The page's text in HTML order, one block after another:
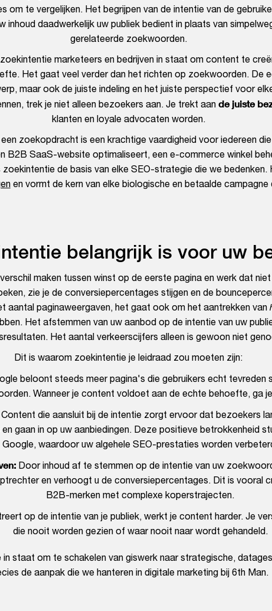
om te vergelijken. Het begrijpen van de intentie van de
inhoud daadwerkelijk uw publiek bedient in plaats van
gerelateerde zoekwoorden.
marketeers en bedrijven in staat om content te
Het gaat veel verder dan het richten op zoekwoorden. De
maar ook de juiste indeling en het juiste perspectief voor
trek je niet alleen bezoekers aan. Je trekt aande juiste
klanten en loyale advocaten worden.
zoekopdracht is een krachtige vaardigheid voor iedereen
B2B SaaS-website optimaliseert, een e-commerce winkel
de basis van elke SEO-strategie die we bedenken.
en vormt de kern van elke biologische en betaalde campagne
belangrijk is voor uw
maken tussen winst op de eerste pagina en werk dat
zie je de conversiepercentages stijgen en de
aantal paginaweergaven, het gaat ook om het aantrekken van
Het afstemmen van uw aanbod op de intentie van uw
Het aantal verkeerscijfers alleen is gewoon niet
Dit is waarom zoekintentie je leidraad zou moeten zijn:
beloont steeds meer pagina's die gebruikers echt tevreden
Wanneer je content voldoet aan de echte behoefte, ga
Content die aansluit bij de intentie zorgt ervoor dat bezoekers
gaan in op uw aanbiedingen. Deze positieve betrokkenheid
Google, waardoor uw algehele SEO-prestaties worden
Door inhoud af te stemmen op de intentie van uw
en verhoogt u de conversiepercentages. Dit is vooral
B2B-merken met complexe koperstrajecten.
op de intentie van je publiek, werkt je content harder. Je
die nooit worden gezien of waar nooit naar wordt gehandeld.
staat om te schakelen van giswerk naar strategische,
de aanpak die we hanteren in digitale marketing bij 6th Man.